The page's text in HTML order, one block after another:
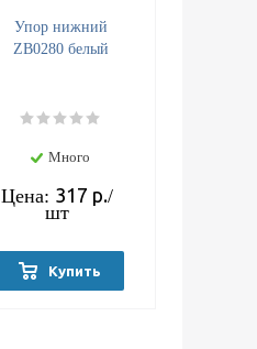
Упор нижний
ZB0280 белый
Много
Цена: 317 р./
шт
Купить